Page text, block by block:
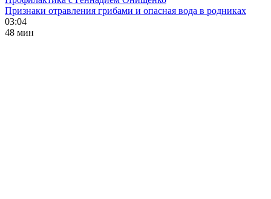
Признаки отравления грибами и опасная вода в родниках
03:04
48 мин